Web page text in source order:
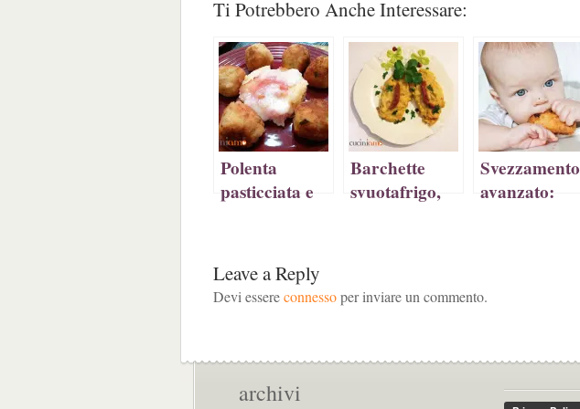
su
Twitter
apre
in
una
nuova
finestra)
Facebook
(Si
in
una
nuova
finestra)
su
Pinterest
apre
nuova
finestra)
(Si
apre
una
nuova
finestra)
Ti Potrebbero Anche Interessare:
Polenta
pasticciata e
Barchette
svuotafrigo,
Svezzamento
avanzato:
Leave a Reply
Devi essereconnessoper inviare un commento.
archivi